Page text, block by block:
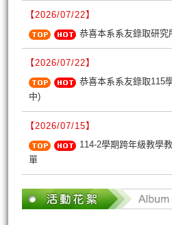
【2026/07/22】
恭喜本系系友錄取研究
【2026/07/22】
恭喜本系系友錄取115
中)
【2026/07/15】
114-2學期跨年級教學
單